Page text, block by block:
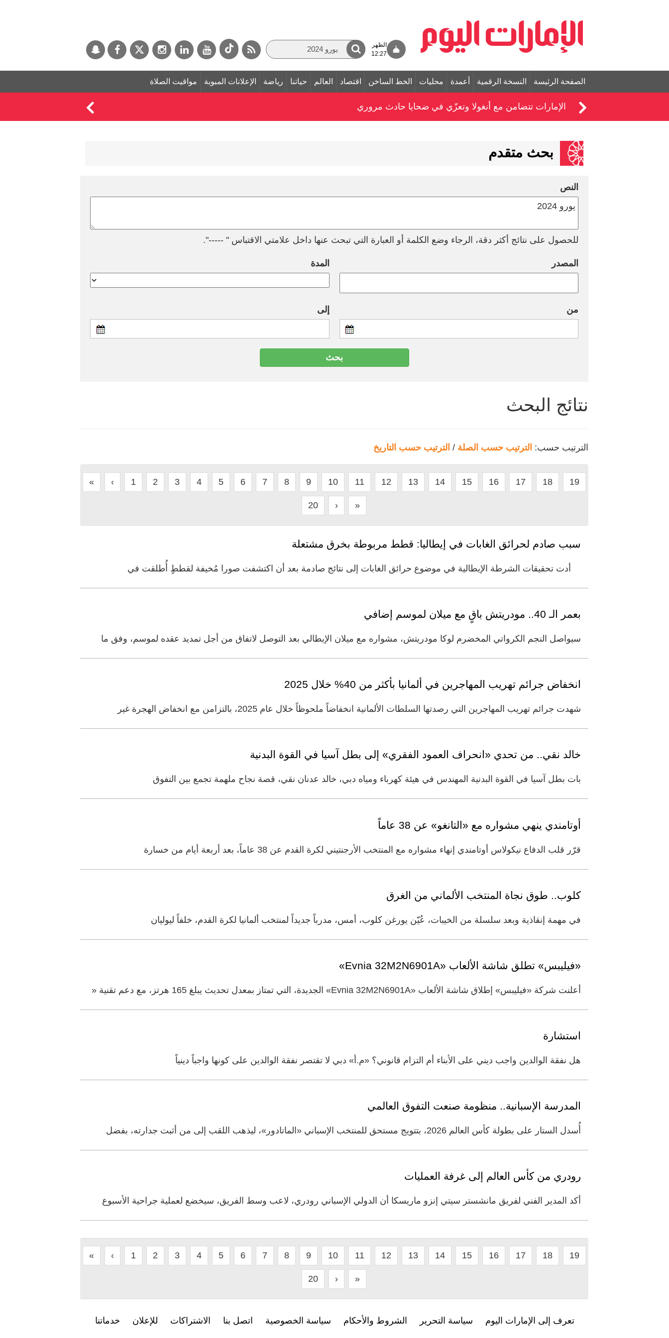
الظهر
12:27
الصفحة الرئيسة النسخة الرقمية أعمدة محليات الخط الساخن اقتصاد العالم حياتنا رياضة الإعلانات المبوبة مواقيت الصلاة
الإمارات تتضامن مع أنغولا وتعزّي في ضحايا حادث مروري
بحث متقدم
النص
للحصول على نتائج أكثر دقة، الرجاء وضع الكلمة أو العبارة التي تبحث عنها داخل علامتي الاقتباس " -----".
المصدر المدة
من إلى
نتائج البحث
الترتيب حسب: الترتيب حسب الصلة / الترتيب حسب التاريخ
« ‹ 1 2 3 4 5 6 7 8 9 10 11 12 13 14 15 16 17 18 19
20 › »
سبب صادم لحرائق الغابات في إيطاليا: قطط مربوطة بخرق مشتعلة
أدت تحقيقات الشرطة الإيطالية في موضوع حرائق الغابات إلى نتائج صادمة بعد أن اكتشفت صورا مُخيفة لقططٍ أُطلقت في
بعمر الـ 40.. مودريتش باقٍ مع ميلان لموسم إضافي
سيواصل النجم الكرواتي المخضرم لوكا مودريتش، مشواره مع ميلان الإيطالي بعد التوصل لاتفاق من أجل تمديد عقده لموسم، وفق ما
انخفاض جرائم تهريب المهاجرين في ألمانيا بأكثر من 40% خلال 2025
شهدت جرائم تهريب المهاجرين التي رصدتها السلطات الألمانية انخفاضاً ملحوظاً خلال عام 2025، بالتزامن مع انخفاض الهجرة غير
خالد نقي.. من تحدي «انحراف العمود الفقري» إلى بطل آسيا في القوة البدنية
بات بطل آسيا في القوة البدنية المهندس في هيئة كهرباء ومياه دبي، خالد عدنان نقي، قصة نجاح ملهمة تجمع بين التفوق
أوتامندي ينهي مشواره مع «التانغو» عن 38 عاماً
قرّر قلب الدفاع نيكولاس أوتامندي إنهاء مشواره مع المنتخب الأرجنتيني لكرة القدم عن 38 عاماً، بعد أربعة أيام من خسارة
كلوب.. طوق نجاة المنتخب الألماني من الغرق
في مهمة إنقاذية وبعد سلسلة من الخيبات، عُيّن يورغن كلوب، أمس، مدرباً جديداً لمنتخب ألمانيا لكرة القدم، خلفاً ليوليان
«فيليبس» تطلق شاشة الألعاب «Evnia 32M2N6901A»
أعلنت شركة «فيليبس» إطلاق شاشة الألعاب «Evnia 32M2N6901A» الجديدة، التي تمتاز بمعدل تحديث يبلغ 165 هرتز، مع دعم تقنية «
استشارة
هل نفقة الوالدين واجب ديني على الأبناء أم التزام قانوني؟ «م.أ» دبي لا تقتصر نفقة الوالدين على كونها واجباً دينياً
المدرسة الإسبانية.. منظومة صنعت التفوق العالمي
أُسدل الستار على بطولة كأس العالم 2026، بتتويج مستحق للمنتخب الإسباني «الماتادور»، ليذهب اللقب إلى من أثبت جدارته، بفضل
رودري من كأس العالم إلى غرفة العمليات
أكد المدير الفني لفريق مانشستر سيتي إنزو ماريسكا أن الدولي الإسباني رودري، لاعب وسط الفريق، سيخضع لعملية جراحية الأسبوع
« ‹ 1 2 3 4 5 6 7 8 9 10 11 12 13 14 15 16 17 18 19
20 › »
تعرف إلى الإمارات اليوم سياسة التحرير الشروط والأحكام سياسة الخصوصية اتصل بنا الاشتراكات للإعلان خدماتنا